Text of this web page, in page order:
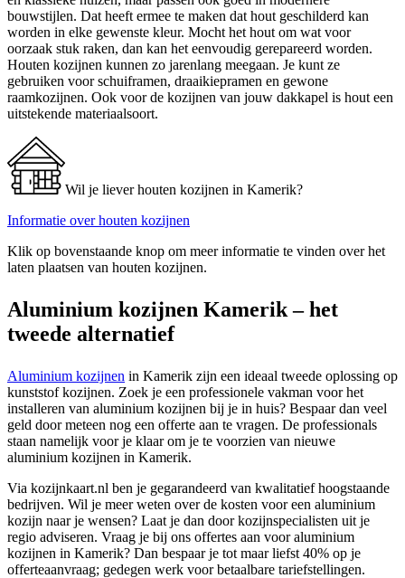
bouwstijlen. Dat heeft ermee te maken dat hout geschilderd kan
worden in elke gewenste kleur. Mocht het hout om wat voor
oorzaak stuk raken, dan kan het eenvoudig gerepareerd worden.
Houten kozijnen kunnen zo jarenlang meegaan. Je kunt ze
gebruiken voor schuiframen, draaikiepramen en gewone
raamkozijnen. Ook voor de kozijnen van jouw dakkapel is hout een
uitstekende materiaalsoort.
Wil je liever houten kozijnen in Kamerik?
Informatie over houten kozijnen
Klik op bovenstaande knop om meer informatie te vinden over het
laten plaatsen van houten kozijnen.
Aluminium kozijnen Kamerik – het
tweede alternatief
Aluminium kozijnen in Kamerik zijn een ideaal tweede oplossing op
kunststof kozijnen. Zoek je een professionele vakman voor het
installeren van aluminium kozijnen bij je in huis? Bespaar dan veel
geld door meteen nog een offerte aan te vragen. De professionals
staan namelijk voor je klaar om je te voorzien van nieuwe
aluminium kozijnen in Kamerik.
Via kozijnkaart.nl ben je gegarandeerd van kwalitatief hoogstaande
bedrijven. Wil je meer weten over de kosten voor een aluminium
kozijn naar je wensen? Laat je dan door kozijnspecialisten uit je
regio adviseren. Vraag je bij ons offertes aan voor aluminium
kozijnen in Kamerik? Dan bespaar je tot maar liefst 40% op je
offerteaanvraag; gedegen werk voor betaalbare tariefstellingen.